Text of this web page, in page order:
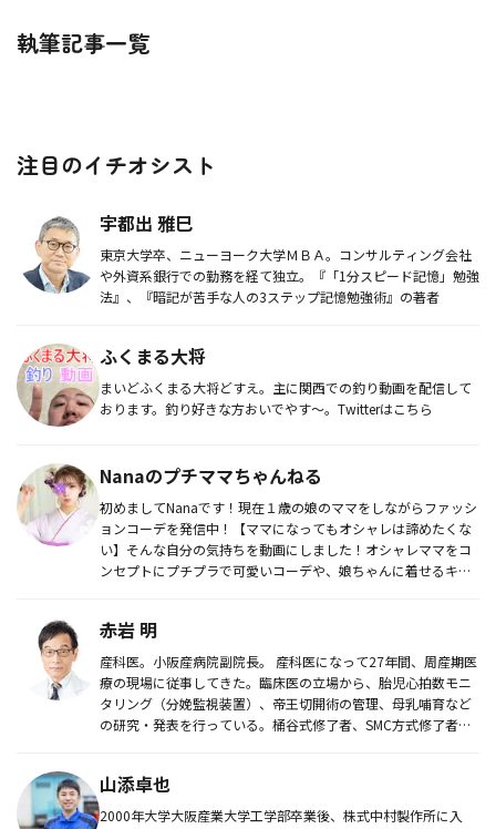
執筆記事一覧
注目のイチオシスト
宇都出 雅巳
東京大学卒、ニューヨーク大学ＭＢＡ。コンサルティング会社
や外資系銀行での勤務を経て独立。『「1分スピード記憶」勉強
法』、『暗記が苦手な人の3ステップ記憶勉強術』の著者
ふくまる大将
まいどふくまる大将どすえ。主に関西での釣り動画を配信して
おります。釣り好きな方おいでやす〜。Twitterはこちら
Nanaのプチママちゃんねる
初めましてNanaです！現在１歳の娘のママをしながらファッシ
ョンコーデを発信中！【ママになってもオシャレは諦めたくな
い】そんな自分の気持ちを動画にしました！オシャレママをコ
ンセプトにプチプラで可愛いコーデや、娘ちゃんに着せるキッ
赤岩 明
産科医。小阪産病院副院長。 産科医になって27年間、周産期医
療の現場に従事してきた。臨床医の立場から、胎児心拍数モニ
タリング（分娩監視装置）、帝王切開術の管理、母乳哺育など
の研究・発表を行っている。桶谷式修了者、SMC方式修了者、
山添卓也
2000年大学大阪産業大学工学部卒業後、株式中村製作所に入